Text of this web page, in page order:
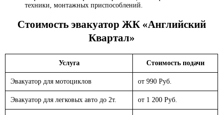
техники, монтажных приспособлений.
Стоимость эвакуатор ЖК «Английский
Квартал»
Услуга Стоимость подачи
Эвакуатор для мотоциклов от 990 Руб.
Эвакуатор для легковых авто до 2т. от 1 200 Руб.